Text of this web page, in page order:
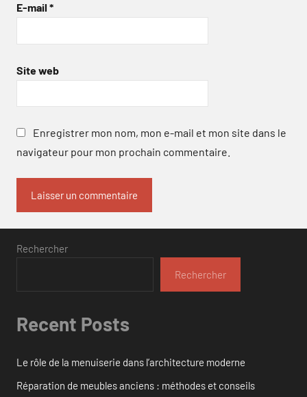
E-mail *
Site web
Enregistrer mon nom, mon e-mail et mon site dans le
navigateur pour mon prochain commentaire.
Rechercher
Rechercher
Recent Posts
Le rôle de la menuiserie dans l’architecture moderne
Réparation de meubles anciens : méthodes et conseils